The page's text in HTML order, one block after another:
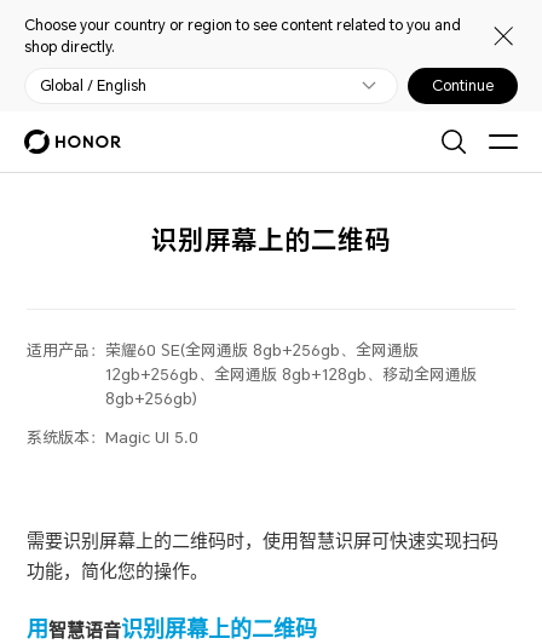
Choose your country or region to see content related to you and
shop directly.
Global / English Continue
识别屏幕上的二维码
适用产品： 荣耀60 SE(全网通版 8gb+256gb、全网通版
12gb+256gb、全网通版 8gb+128gb、移动全网通版
8gb+256gb)
系统版本：Magic UI 5.0
需要识别屏幕上的二维码时，使用智慧识屏可快速实现扫码
功能，简化您的操作。
用智慧语音识别屏幕上的二维码